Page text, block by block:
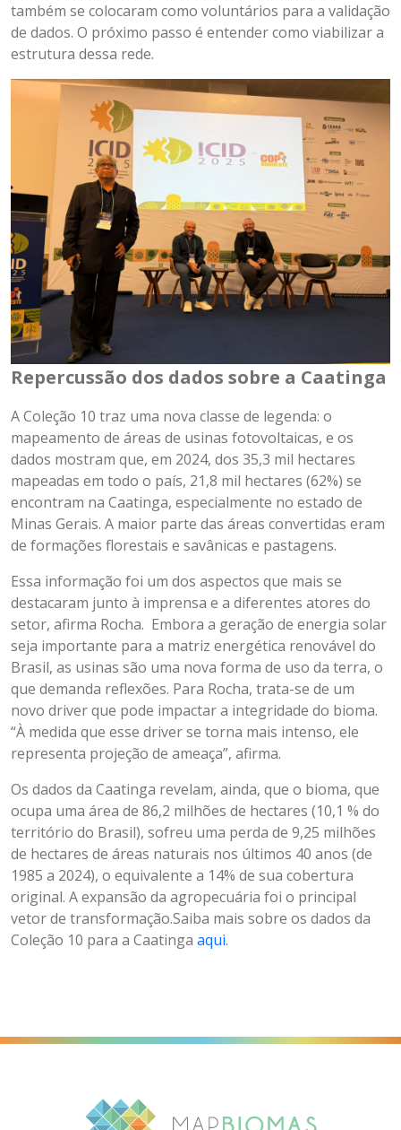
também se colocaram como voluntários para a validação
de dados. O próximo passo é entender como viabilizar a
estrutura dessa rede.
Repercussão dos dados sobre a Caatinga
A Coleção 10 traz uma nova classe de legenda: o
mapeamento de áreas de usinas fotovoltaicas, e os
dados mostram que, em 2024, dos 35,3 mil hectares
mapeadas em todo o país, 21,8 mil hectares (62%) se
encontram na Caatinga, especialmente no estado de
Minas Gerais. A maior parte das áreas convertidas eram
de formações florestais e savânicas e pastagens.
Essa informação foi um dos aspectos que mais se
destacaram junto à imprensa e a diferentes atores do
setor, afirma Rocha. Embora a geração de energia solar
seja importante para a matriz energética renovável do
Brasil, as usinas são uma nova forma de uso da terra, o
que demanda reflexões. Para Rocha, trata-se de um
novo driver que pode impactar a integridade do bioma.
“À medida que esse driver se torna mais intenso, ele
representa projeção de ameaça”, afirma.
Os dados da Caatinga revelam, ainda, que o bioma, que
ocupa uma área de 86,2 milhões de hectares (10,1 % do
território do Brasil), sofreu uma perda de 9,25 milhões
de hectares de áreas naturais nos últimos 40 anos (de
1985 a 2024), o equivalente a 14% de sua cobertura
original. A expansão da agropecuária foi o principal
vetor de transformação.Saiba mais sobre os dados da
Coleção 10 para a Caatinga aqui.